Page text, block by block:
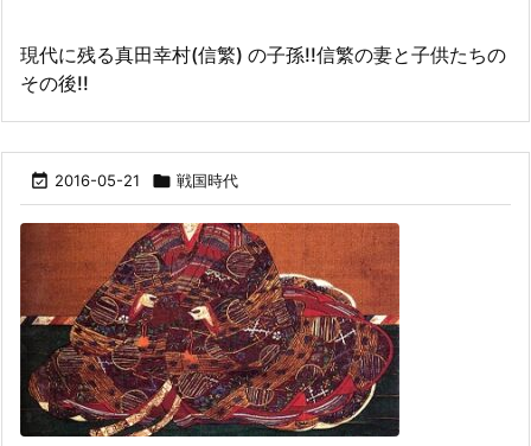
現代に残る真田幸村(信繁) の子孫!!信繁の妻と子供たちの
その後!!
 2016-05-21  戦国時代